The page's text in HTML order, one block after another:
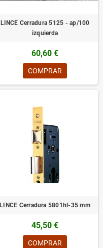
LINCE Cerradura 5125 - ap/100
izquierda
60,60 €
COMPRAR
LINCE Cerradura 5801hl-35 mm
45,50 €
COMPRAR